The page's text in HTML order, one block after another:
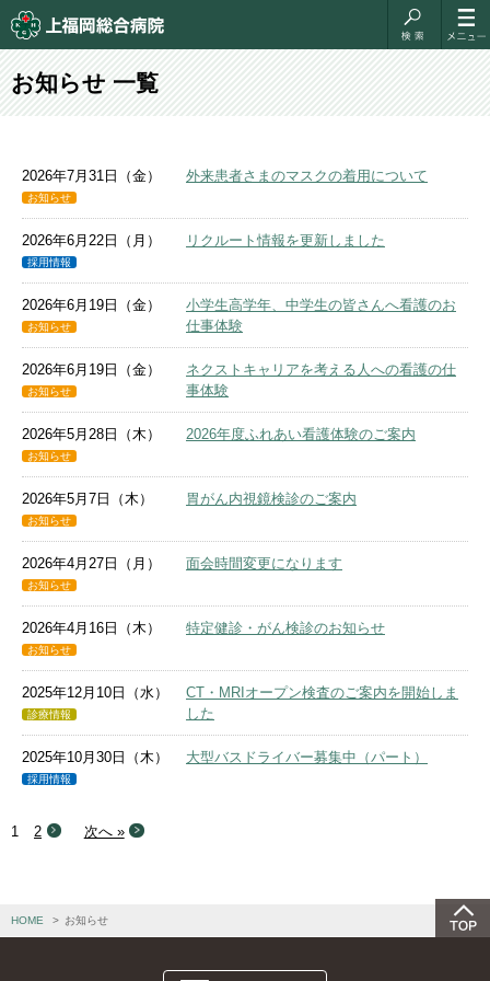
お知らせ 一覧
2026年7月31日（金）
お知らせ
外来患者さまのマスクの着用について
2026年6月22日（月）
採用情報
リクルート情報を更新しました
2026年6月19日（金）
お知らせ
小学生高学年、中学生の皆さんへ看護のお
仕事体験
2026年6月19日（金）
お知らせ
ネクストキャリアを考える人への看護の仕
事体験
2026年5月28日（木）
お知らせ
2026年度ふれあい看護体験のご案内
2026年5月7日（木）
お知らせ
胃がん内視鏡検診のご案内
2026年4月27日（月）
お知らせ
面会時間変更になります
2026年4月16日（木）
お知らせ
特定健診・がん検診のお知らせ
2025年12月10日（水）
診療情報
CT・MRIオープン検査のご案内を開始しま
した
2025年10月30日（木）
採用情報
大型バスドライバー募集中（パート）
1 2 次へ »
HOME お知らせ